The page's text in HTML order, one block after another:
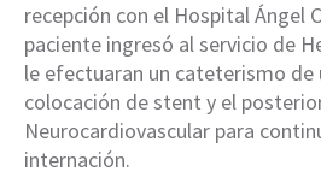
recepción con el Hospital Ángel
paciente ingresó al servicio de
le efectuaran un cateterismo de
colocación de stent y el
Neurocardiovascular para
internación.